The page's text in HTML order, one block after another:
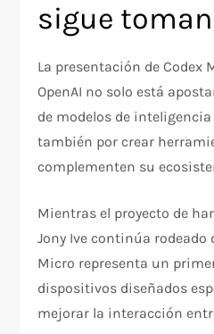
sigue
La presentación de Codex
OpenAI no solo está
de modelos de
también por crear
complementen su
Mientras el proyecto de
Jony Ive continúa rodeado
Micro representa un
dispositivos diseñados
mejorar la interacción